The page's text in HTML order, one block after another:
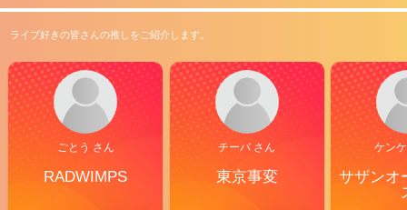
ライブ好きの皆さんの推しをご紹介します。
ごとう さん
RADWIMPS
チーバ さん
東京事変
ケン
サザンオ